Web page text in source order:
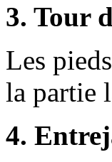
3. Tour
Les
la partie
4.